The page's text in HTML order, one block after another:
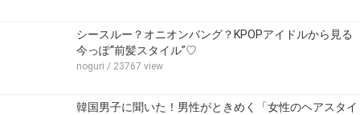
シースルー？オニオンバング？KPOPアイドルから見る
今っぽ“前髪スタイル”♡
noguri / 23767 view
韓国男子に聞いた！男性がときめく「女性のヘアスタイ